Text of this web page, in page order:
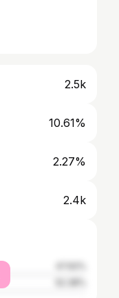
2.5k
10.61%
2.27%
2.4k